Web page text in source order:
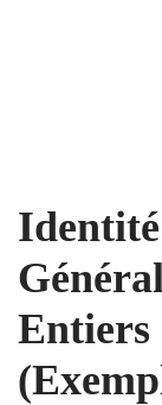
Entiers